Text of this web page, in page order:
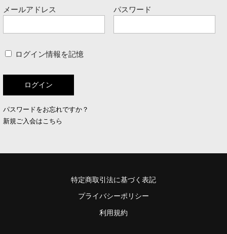
メールアドレス パスワード
ログイン情報を記憶
パスワードをお忘れですか？
新規ご入会はこちら
特定商取引法に基づく表記
プライバシーポリシー
利用規約